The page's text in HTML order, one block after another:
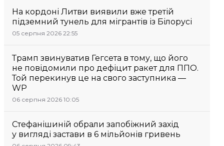
На кордоні Литви виявили вже третій
підземний тунель для мігрантів із Білорусі
05 серпня 2026 22:55
Трамп звинуватив Гегсета в тому, що його
не повідомили про дефіцит ракет для ППО.
Той перекинув це на свого заступника —
WP
06 серпня 2026 10:05
Стефанішиній обрали запобіжний захід
у вигляді застави в 6 мільйонів гривень